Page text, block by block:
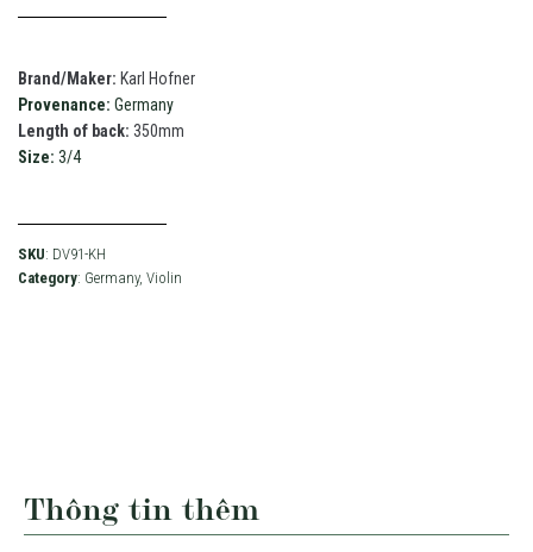
Brand/Maker: Karl Hofner
Provenance: Germany
Length of back: 350mm
Size: 3/4
SKU: DV91-KH
Category: Germany, Violin
Thông tin thêm